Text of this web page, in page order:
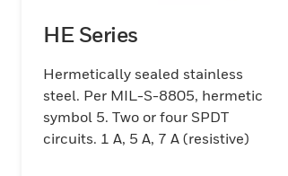
HE Series
Hermetically sealed stainless
steel. Per MIL-S-8805, hermetic
symbol 5. Two or four SPDT
circuits. 1 A, 5 A, 7 A (resistive)